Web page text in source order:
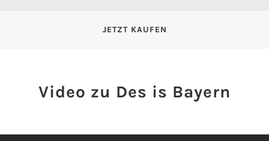
JETZT KAUFEN
Video zu Des is Bayern